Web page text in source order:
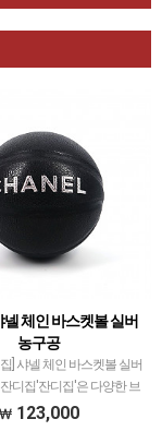
넬 체인 바스켓볼 실버
농구공
] 샤넬 체인 바스켓볼 실버
디집'잔디집'은 다양한 브
적으로 취급하고 있습니다.
123,000